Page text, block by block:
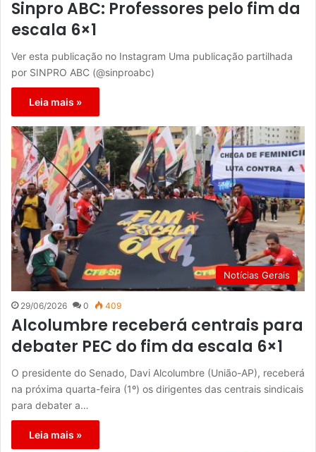
Sinpro ABC: Professores pelo fim da
escala 6×1
Ver esta publicação no Instagram Uma publicação partilhada
por SINPRO ABC (@sinproabc)
Leia mais »
Notícias Gerais
29/06/2026 0 409
Alcolumbre receberá centrais para
debater PEC do fim da escala 6×1
O presidente do Senado, Davi Alcolumbre (União-AP), receberá
na próxima quarta-feira (1º) os dirigentes das centrais sindicais
para debater a…
Leia mais »